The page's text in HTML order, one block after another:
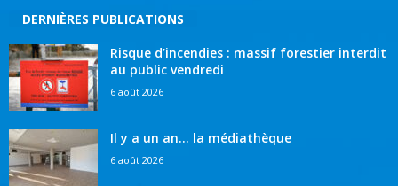
DERNIÈRES PUBLICATIONS
Risque d’incendies : massif forestier interdit
au public vendredi
6 août 2026
Il y a un an… la médiathèque
6 août 2026